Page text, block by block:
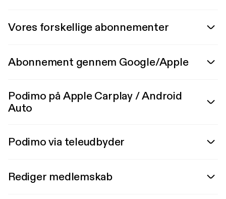
Vores forskellige abonnementer
Abonnement gennem Google/Apple
Podimo på Apple Carplay / Android
Auto
Podimo via teleudbyder
Rediger medlemskab